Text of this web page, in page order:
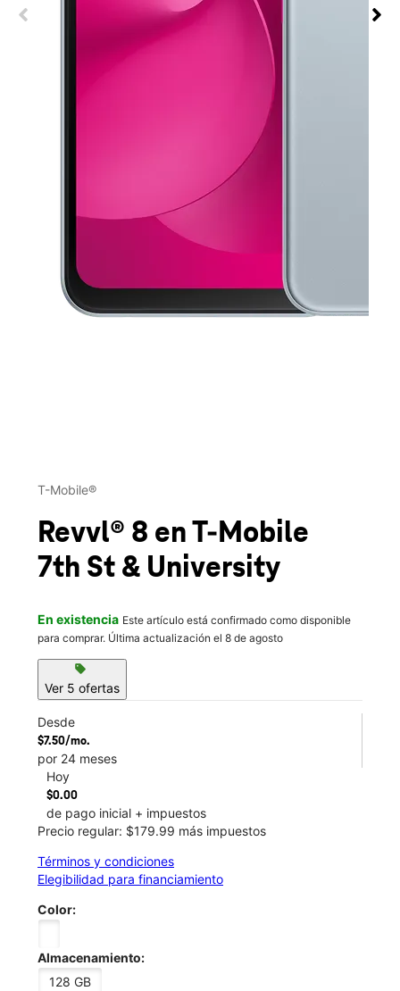
T-Mobile®
Revvl® 8 en T-Mobile
7th St & University
En existencia Este artículo está confirmado como disponible
para comprar. Última actualización el 8 de agosto
sell
Ver 5 ofertas
Desde
$7.50/mo.
por 24 meses
Hoy
$0.00
de pago inicial + impuestos
Precio regular: $179.99 más impuestos
Términos y condiciones
Elegibilidad para financiamiento
Color:
Almacenamiento:
128 GB